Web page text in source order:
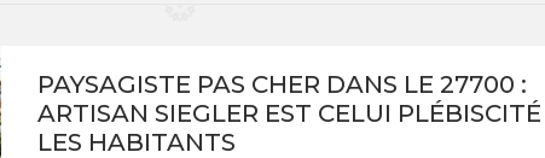
PAYSAGISTE PAS CHER DANS LE 27700 :
ARTISAN SIEGLER EST CELUI
LES HABITANTS